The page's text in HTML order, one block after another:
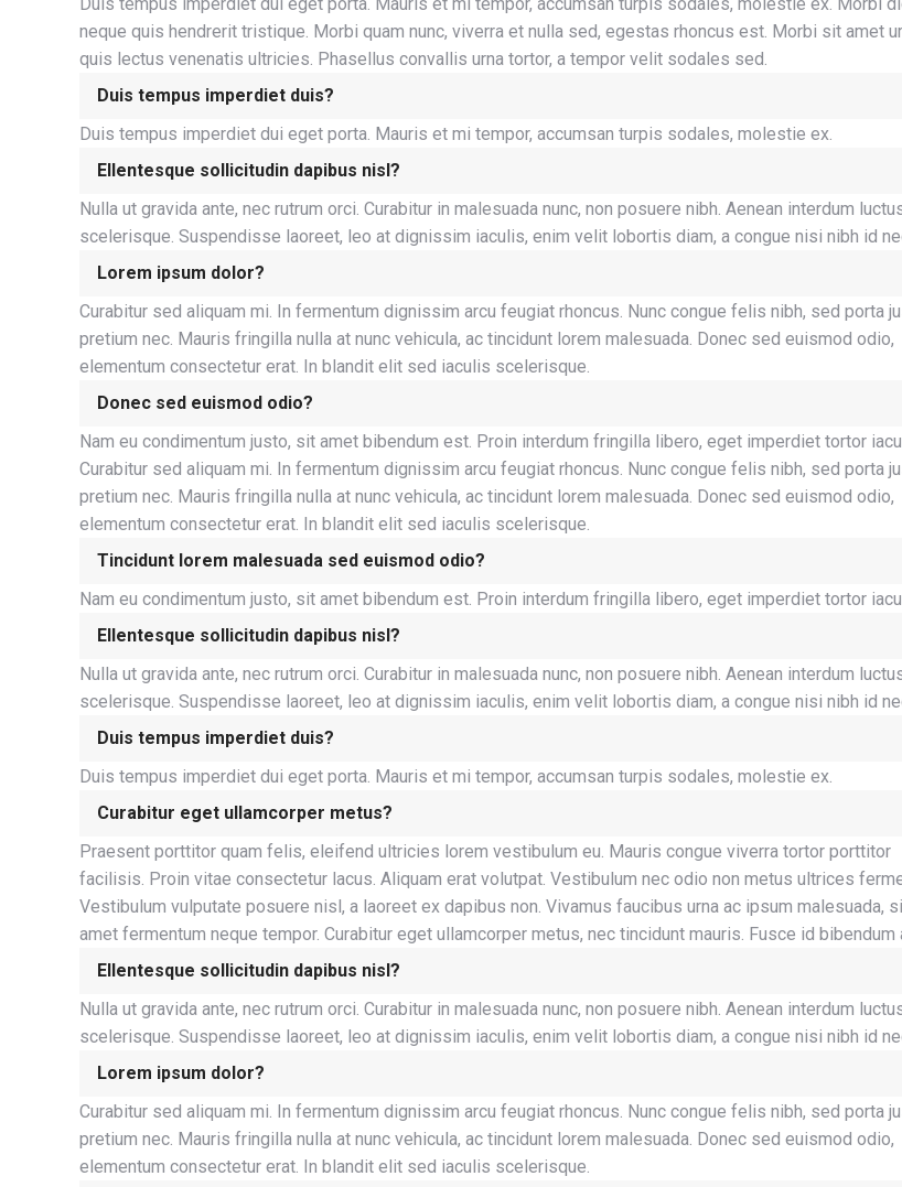
neque quis hendrerit tristique. Morbi quam nunc, viverra et nulla sed, egestas rhoncus est. Morbi sit amet
quis lectus venenatis ultricies. Phasellus convallis urna tortor, a tempor velit sodales sed.
Duis tempus imperdiet duis?
Duis tempus imperdiet dui eget porta. Mauris et mi tempor, accumsan turpis sodales, molestie ex.
Ellentesque sollicitudin dapibus nisl?
Nulla ut gravida ante, nec rutrum orci. Curabitur in malesuada nunc, non posuere nibh. Aenean interdum
scelerisque. Suspendisse laoreet, leo at dignissim iaculis, enim velit lobortis diam, a congue nisi nibh id
Lorem ipsum dolor?
Curabitur sed aliquam mi. In fermentum dignissim arcu feugiat rhoncus. Nunc congue felis nibh, sed porta
pretium nec. Mauris fringilla nulla at nunc vehicula, ac tincidunt lorem malesuada. Donec sed euismod odio,
elementum consectetur erat. In blandit elit sed iaculis scelerisque.
Donec sed euismod odio?
Nam eu condimentum justo, sit amet bibendum est. Proin interdum fringilla libero, eget imperdiet tortor
Curabitur sed aliquam mi. In fermentum dignissim arcu feugiat rhoncus. Nunc congue felis nibh, sed porta
pretium nec. Mauris fringilla nulla at nunc vehicula, ac tincidunt lorem malesuada. Donec sed euismod odio,
elementum consectetur erat. In blandit elit sed iaculis scelerisque.
Tincidunt lorem malesuada sed euismod odio?
Nam eu condimentum justo, sit amet bibendum est. Proin interdum fringilla libero, eget imperdiet tortor
Ellentesque sollicitudin dapibus nisl?
Nulla ut gravida ante, nec rutrum orci. Curabitur in malesuada nunc, non posuere nibh. Aenean interdum
scelerisque. Suspendisse laoreet, leo at dignissim iaculis, enim velit lobortis diam, a congue nisi nibh id
Duis tempus imperdiet duis?
Duis tempus imperdiet dui eget porta. Mauris et mi tempor, accumsan turpis sodales, molestie ex.
Curabitur eget ullamcorper metus?
Praesent porttitor quam felis, eleifend ultricies lorem vestibulum eu. Mauris congue viverra tortor porttitor
facilisis. Proin vitae consectetur lacus. Aliquam erat volutpat. Vestibulum nec odio non metus ultrices
Vestibulum vulputate posuere nisl, a laoreet ex dapibus non. Vivamus faucibus urna ac ipsum malesuada,
amet fermentum neque tempor. Curabitur eget ullamcorper metus, nec tincidunt mauris. Fusce id bibendum
Ellentesque sollicitudin dapibus nisl?
Nulla ut gravida ante, nec rutrum orci. Curabitur in malesuada nunc, non posuere nibh. Aenean interdum
scelerisque. Suspendisse laoreet, leo at dignissim iaculis, enim velit lobortis diam, a congue nisi nibh id
Lorem ipsum dolor?
Curabitur sed aliquam mi. In fermentum dignissim arcu feugiat rhoncus. Nunc congue felis nibh, sed porta
pretium nec. Mauris fringilla nulla at nunc vehicula, ac tincidunt lorem malesuada. Donec sed euismod odio,
elementum consectetur erat. In blandit elit sed iaculis scelerisque.